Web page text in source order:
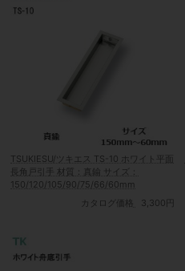
TSUKIESU/ツキエス TS-10 ホワイト平面
長角戸引手 材質：真鍮 サイズ：
150/120/105/90/75/66/60mm
カタログ価格
3,300円